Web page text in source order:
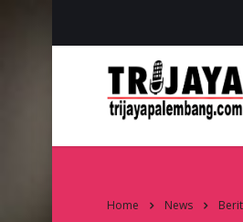
Home News